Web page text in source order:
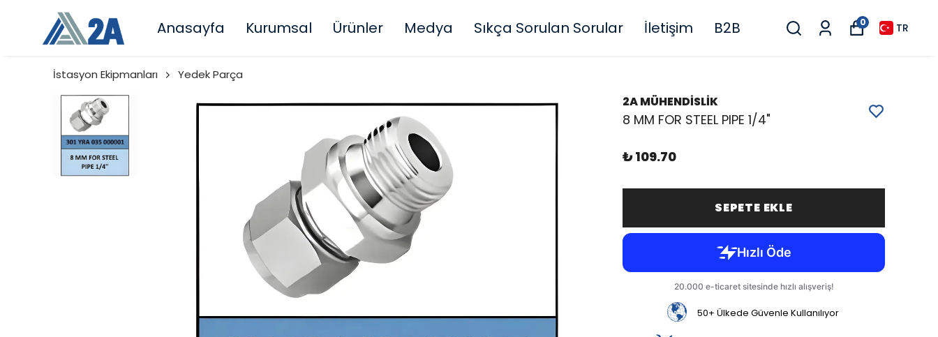
Anasayfa Kurumsal Ürünler Medya Sıkça Sorulan Sorular İletişim B2B 0 TR
İstasyon Ekipmanları Yedek Parça
2A MÜHENDİSLİK
8 MM FOR STEEL PIPE 1/4"
₺ 109.70
SEPETE EKLE
50+ Ülkede Güvenle Kullanılıyor